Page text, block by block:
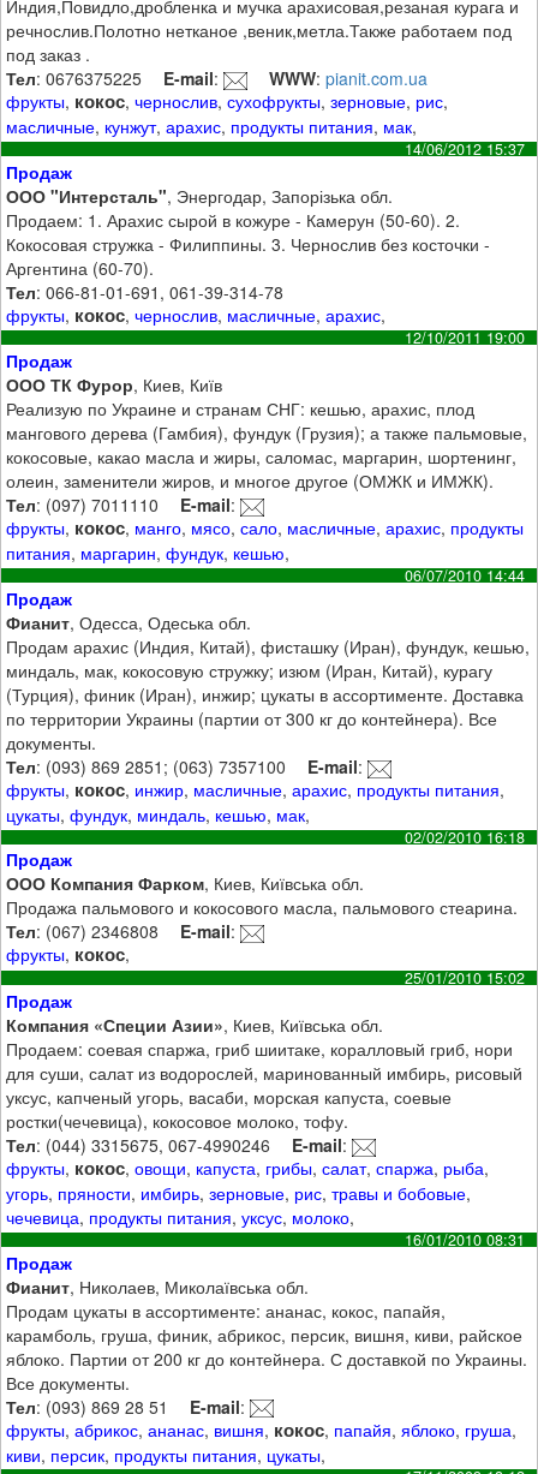
Индия,Повидло,дробленка и мучка арахисовая,резаная курага и
речнослив.Полотно нетканое ,веник,метла.Также работаем под
под заказ .
Тел: 0676375225 E-mail: WWW:pianit.com.ua
фрукты, кокос,чернослив,сухофрукты,зерновые, рис,
масличные, кунжут,арахис, продукты питания, мак,
14/06/2012 15:37
Продаж
ООО "Интерсталь", Энергодар, Запорізька обл.
Продаем: 1. Арахис сырой в кожуре - Камерун (50-60). 2.
Кокосовая стружка - Филиппины. 3. Чернослив без косточки -
Аргентина (60-70).
Тел: 066-81-01-691, 061-39-314-78
фрукты, кокос,чернослив, масличные,арахис,
12/10/2011 19:00
Продаж
ООО ТК Фурор, Киев, Київ
Реализую по Украине и странам СНГ: кешью, арахис, плод
мангового дерева (Гамбия), фундук (Грузия); а также пальмовые,
кокосовые, какао масла и жиры, саломас, маргарин, шортенинг,
олеин, заменители жиров, и многое другое (ОМЖК и ИМЖК).
Тел: (097) 7011110 E-mail:
фрукты, кокос, манго, мясо,сало, масличные,арахис, продукты
питания, маргарин,фундук, кешью,
06/07/2010 14:44
Продаж
Фианит, Одесса, Одеська обл.
Продам арахис (Индия, Китай), фисташку (Иран), фундук, кешью,
миндаль, мак, кокосовую стружку; изюм (Иран, Китай), курагу
(Турция), финик (Иран), инжир; цукаты в ассортименте. Доставка
по территории Украины (партии от 300 кг до контейнера). Все
документы.
Тел: (093) 869 2851; (063) 7357100 E-mail:
фрукты, кокос, инжир, масличные,арахис, продукты питания,
цукаты,фундук, миндаль, кешью, мак,
02/02/2010 16:18
Продаж
ООО Компания Фарком, Киев, Київська обл.
Продажа пальмового и кокосового масла, пальмового стеарина.
Тел: (067) 2346808 E-mail:
фрукты, кокос,
25/01/2010 15:02
Продаж
Компания «Специи Азии», Киев, Київська обл.
Продаем: соевая спаржа, гриб шиитаке, коралловый гриб, нори
для суши, салат из водорослей, маринованный имбирь, рисовый
уксус, капченый угорь, васаби, морская капуста, соевые
ростки(чечевица), кокосовое молоко, тофу.
Тел: (044) 3315675, 067-4990246 E-mail:
фрукты, кокос,овощи, капуста, грибы,салат,спаржа, рыба,
угорь, пряности, имбирь,зерновые, рис,травы и бобовые,
чечевица, продукты питания,уксус, молоко,
16/01/2010 08:31
Продаж
Фианит, Николаев, Миколаївська обл.
Продам цукаты в ассортименте: ананас, кокос, папайя,
карамболь, груша, финик, абрикос, персик, вишня, киви, райское
яблоко. Партии от 200 кг до контейнера. С доставкой по Украины.
Все документы.
Тел: (093) 869 28 51 E-mail:
фрукты,абрикос,ананас, вишня, кокос, папайя,яблоко, груша,
киви, персик, продукты питания, цукаты,